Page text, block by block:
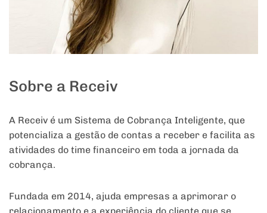
Sobre a Receiv
A Receiv é um Sistema de Cobrança Inteligente, que
potencializa a gestão de contas a receber e facilita as
atividades do time financeiro em toda a jornada da
cobrança.
Fundada em 2014, ajuda empresas a aprimorar o